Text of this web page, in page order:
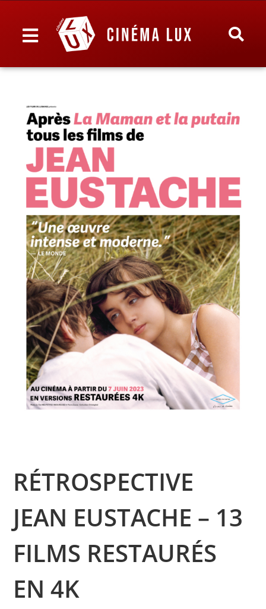
RÉTROSPECTIVE
JEAN EUSTACHE – 13
FILMS RESTAURÉS
EN 4K